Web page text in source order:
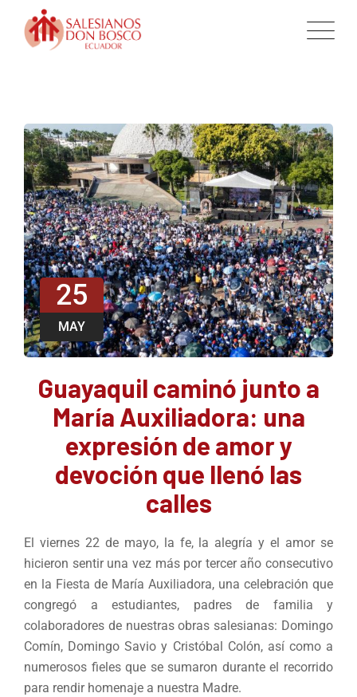
25
MAY
Guayaquil caminó junto a
María Auxiliadora: una
expresión de amor y
devoción que llenó las
calles
El viernes 22 de mayo, la fe, la alegría y el amor se
hicieron sentir una vez más por tercer año consecutivo
en la Fiesta de María Auxiliadora, una celebración que
congregó a estudiantes, padres de familia y
colaboradores de nuestras obras salesianas: Domingo
Comín, Domingo Savio y Cristóbal Colón, así como a
numerosos fieles que se sumaron durante el recorrido
para rendir homenaje a nuestra Madre.